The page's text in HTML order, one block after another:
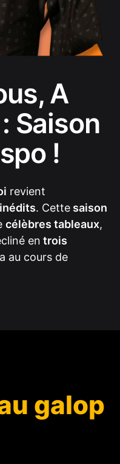
A
Saison
!
revient
inédits. Cette saison
célèbres tableaux,
en trois
au cours de
galop